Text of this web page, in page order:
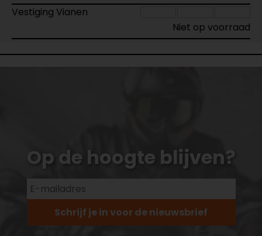
Vestiging Vianen
Niet op voorraad
Op de hoogte blijven?
Schrijf je in voor de nieuwsbrief